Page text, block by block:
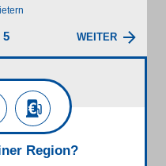
5 WEITER
Region?